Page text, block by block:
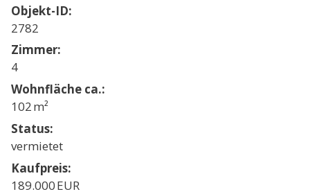
Objekt-ID:
2782
Zimmer:
4
Wohnfläche ca.:
102 m²
Status:
vermietet
Kaufpreis:
189.000 EUR